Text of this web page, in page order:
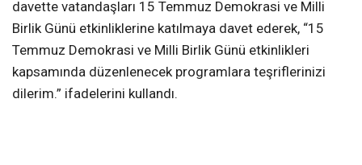
davette vatandaşları 15 Temmuz Demokrasi ve Milli
Birlik Günü etkinliklerine katılmaya davet ederek, “15
Temmuz Demokrasi ve Milli Birlik Günü etkinlikleri
kapsamında düzenlenecek programlara teşriflerinizi
dilerim.” ifadelerini kullandı.